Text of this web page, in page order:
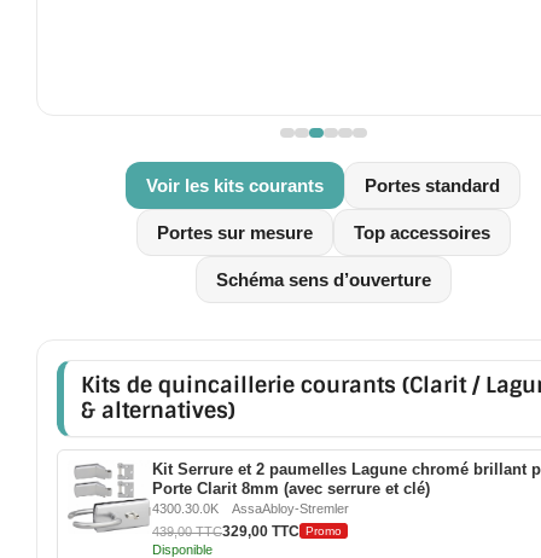
MIROIR ENCADRÉ
MIROIR TV
VERRE SUR MESURE
VERRE EXTRACLAIR
VERRE TREMPÉ (SÉCURIT)
PAROI DE DOUCHE
VERRE FEUILLETÉ
Porte
en
verre
intégrée
Voir les kits courants Portes standard
Portes sur mesure Top accessoires
Schéma sens d’ouverture
Kits de quincaillerie courants (Clarit /
& alternatives)
Kit Serrure et 2 paumelles Lagune chromé brillant
Porte Clarit 8mm (avec serrure et clé)
4300.30.0K
AssaAbloy-Stremler
439,00 TTC329,00 TTC Promo
Disponible